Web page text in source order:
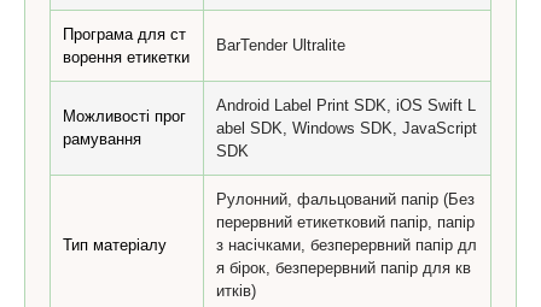
Програма для ст
ворення етикетки
BarTender Ultralite
Можливості прог
рамування
Android Label Print SDK, iOS Swift L
abel SDK, Windows SDK, JavaScript
SDK
Тип матеріалу
Рулонний, фальцований папір (Без
перервний етикетковий папір, папір
з насічками, безперервний папір дл
я бірок, безперервний папір для кв
итків)